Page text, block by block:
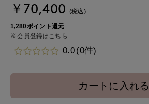
￥70,400 (税込)
1,280ポイント還元
会員登録は こちら
0.0 (0件)
カートに入れる